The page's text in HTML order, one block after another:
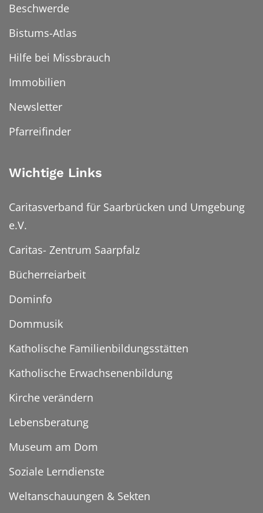
Beschwerde
Bistums-Atlas
Hilfe bei Missbrauch
Immobilien
Newsletter
Pfarreifinder
Wichtige Links
Caritasverband für Saarbrücken und Umgebung
e.V.
Caritas- Zentrum Saarpfalz
Bücherreiarbeit
Dominfo
Dommusik
Katholische Familienbildungsstätten
Katholische Erwachsenenbildung
Kirche verändern
Lebensberatung
Museum am Dom
Soziale Lerndienste
Weltanschauungen & Sekten